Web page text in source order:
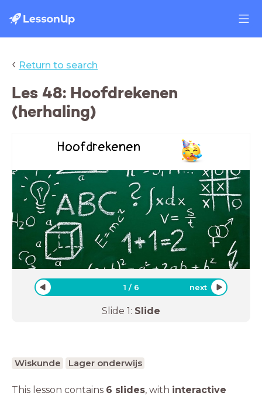
‹ Return to search
Les 48: Hoofdrekenen
(herhaling)
Hoofdrekenen
1 / 6 next
Slide 1: Slide
Wiskunde Lager onderwijs
This lesson contains 6 slides, with interactive